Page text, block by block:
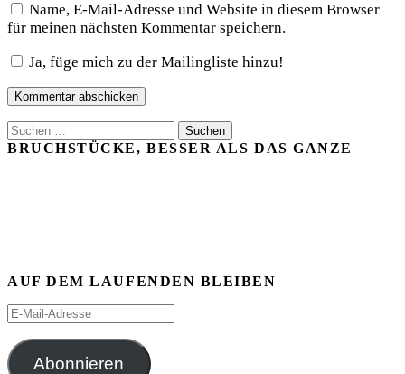
Name, E-Mail-Adresse und Website in diesem Browser
für meinen nächsten Kommentar speichern.
Ja, füge mich zu der Mailingliste hinzu!
Suchen
nach:
BRUCHSTÜCKE, BESSER ALS DAS GANZE
AUF DEM LAUFENDEN BLEIBEN
E-
Adresse
Abonnieren